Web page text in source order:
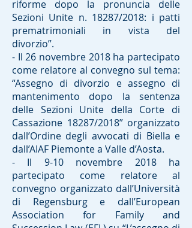
riforme dopo la pronuncia delle
Sezioni Unite n. 18287/2018: i patti
prematrimoniali in vista del
divorzio”.
- Il 26 novembre 2018 ha partecipato
come relatore al convegno sul tema:
“Assegno di divorzio e assegno di
mantenimento dopo la sentenza
delle Sezioni Unite della Corte di
Cassazione 18287/2018” organizzato
dall’Ordine degli avvocati di Biella e
dall’AIAF Piemonte a Valle d’Aosta.
- Il 9-10 novembre 2018 ha
partecipato come relatore al
convegno organizzato dall’Università
di Regensburg e dall’European
Association for Family and